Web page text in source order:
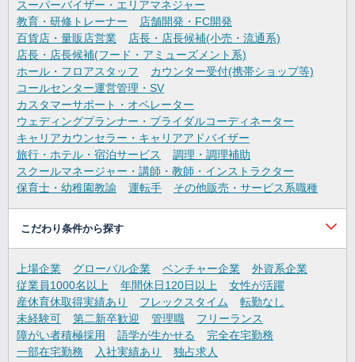
スーパーバイザー・エリアマネジャー
教育・研修トレーナー
店舗開発・FC開発
百貨店・量販店営業
店長・店長候補(小売・流通系)
店長・店長候補(フード・アミューズメント系)
ホール・フロアスタッフ
カウンター受付(携帯ショップ等)
コールセンター運営管理・SV
カスタマーサポート・オペレーター
ウェディングプランナー・ブライダルコーディネーター
キャリアカウンセラー・キャリアアドバイザー
旅行・ホテル・宿泊サービス
調理・調理補助
スクールマネージャー・講師・教師・インストラクター
保育士・幼稚園教諭
運転手 その他販売・サービス系職種
こだわり条件から探す
上場企業 グローバル企業 ベンチャー企業
外資系企業
従業員1000名以上
年間休日120日以上
女性が活躍
産休育休取得実績あり
フレックスタイム
転勤なし
未経験可
第二新卒歓迎 管理職
フリーランス
障がい者積極採用
語学が生かせる
完全在宅勤務
一部在宅勤務
入社実績あり 独占求人